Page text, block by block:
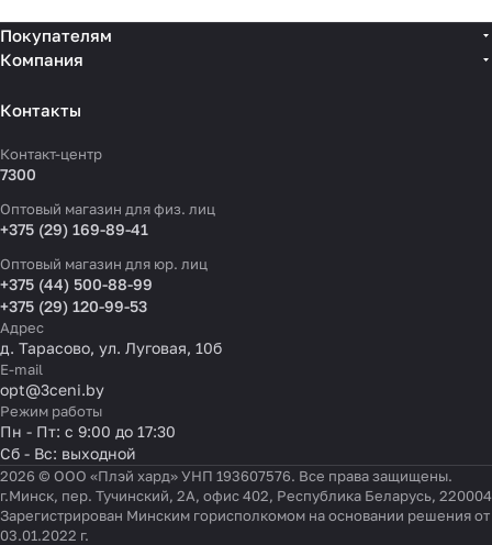
Покупателям
Компания
Контакты
Контакт-центр
7300
Оптовый магазин для физ. лиц
+375 (29) 169-89-41
Оптовый магазин для юр. лиц
+375 (44) 500-88-99
+375 (29) 120-99-53
Адрес
д. Тарасово, ул. Луговая, 10б
E-mail
opt@3ceni.by
Режим работы
Пн - Пт: с 9:00 до 17:30
Сб - Вс: выходной
2026 © ООО «Плэй хард» УНП 193607576. Все права защищены.
г.Минск, пер. Тучинский, 2А, офис 402, Республика Беларусь, 220004
Зарегистрирован Минским горисполкомом на основании решения от
03.01.2022 г.